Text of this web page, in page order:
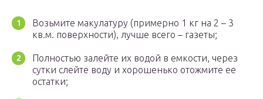
Возьмите макулатуру (примерно 1 кг на 2 – 3
кв.м. поверхности), лучше всего – газеты;
Полностью залейте их водой в емкости, через
сутки слейте воду и хорошенько отожмите ее
остатки;